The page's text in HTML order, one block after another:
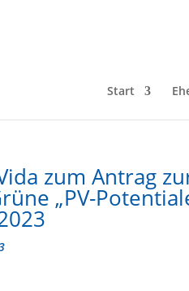
Start
zum Antrag
„PV-